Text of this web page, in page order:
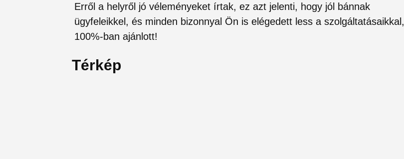
Erről a helyről jó véleményeket írtak, ez azt jelenti, hogy jól bánnak
ügyfeleikkel, és minden bizonnyal Ön is elégedett less a szolgáltatásaikkal,
100%-ban ajánlott!
Térkép